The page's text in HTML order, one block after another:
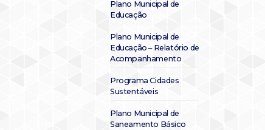
Plano Municipal de
Educação
Plano Municipal de
Educação – Relatório de
Acompanhamento
Programa Cidades
Sustentáveis
Plano Municipal de
Saneamento Básico